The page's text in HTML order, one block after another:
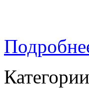
Категории